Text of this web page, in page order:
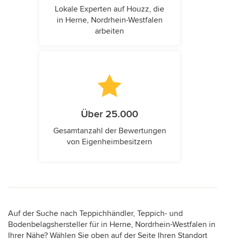
Lokale Experten auf Houzz, die
in Herne, Nordrhein-Westfalen
arbeiten
Über 25.000
Gesamtanzahl der Bewertungen
von Eigenheimbesitzern
Auf der Suche nach Teppichhändler, Teppich- und
Bodenbelagshersteller für in Herne, Nordrhein-Westfalen in
Ihrer Nähe? Wählen Sie oben auf der Seite Ihren Standort